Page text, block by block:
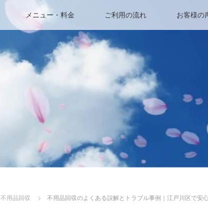
メニュー・料金 ご利用の流れ お客様の
不用品回収 不用品回収のよくある誤解とトラブル事例｜江戸川区で安